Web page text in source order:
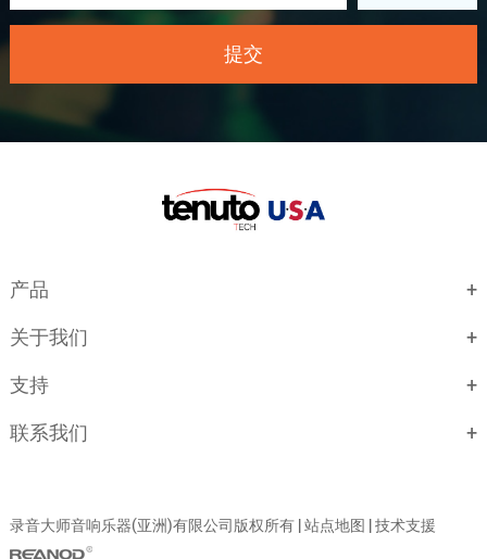
产品
关于我们
支持
联系我们
录音大师音响乐器(亚洲)有限公司版权所有 | 站点地图 | 技术支援